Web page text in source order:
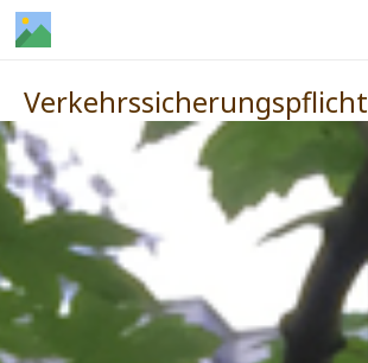
Verkehrssicherungspflicht